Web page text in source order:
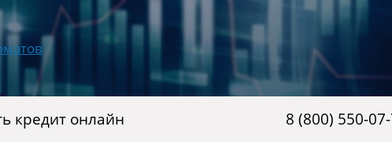
кредит онлайн 8 (800) 550-